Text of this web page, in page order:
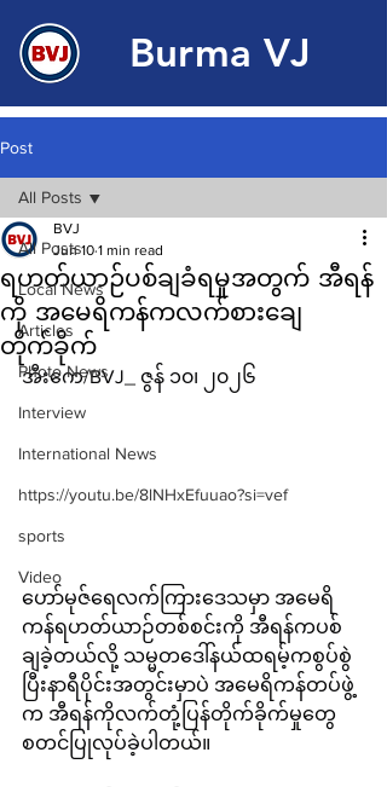
Burma VJ
Post
All Posts
Local News
Articles
Photo News
Interview
International News
https://youtu.be/8lNHxEfuuao?si=vef
sports
Video
All Posts
ရဟတ်ယာဉ်ပစ်ချခံရမှုအတွက် အီရန်
ကို အမေရိကန်ကလက်စားချေ
တိုက်ခိုက်
BVJ
Jun 10 1 min read
အီးကေ/BVJ_ ဇွန် ၁၀၊ ၂၀၂၆
ဟော်မုဇ်ရေလက်ကြားဒေသမှာ အမေရိ
ကန်ရဟတ်ယာဉ်တစ်စင်းကို အီရန်ကပစ်
ချခဲ့တယ်လို့ သမ္မတဒေါ်နယ်ထရမ့်ကစွပ်စွဲ
ပြီးနာရီပိုင်းအတွင်းမှာပဲ အမေရိကန်တပ်ဖွဲ့
က အီရန်ကိုလက်တုံ့ပြန်တိုက်ခိုက်မှုတွေ
စတင်ပြုလုပ်ခဲ့ပါတယ်။